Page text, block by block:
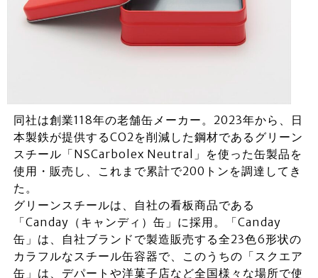
同社は創業118年の老舗缶メーカー。2023年から、日
本製鉄が提供するCO2を削減した鋼材であるグリーン
スチール「NSCarbolex Neutral」を使った缶製品を
使用・販売し、これまで累計で200トンを調達してき
た。
グリーンスチールは、自社の看板商品である
「Canday（キャンディ）缶」に採用。「Canday
缶」は、自社ブランドで製造販売する全23色6形状の
カラフルなスチール缶容器で、このうちの「スクエア
缶」は、デパートや洋菓子店など全国様々な場所で使